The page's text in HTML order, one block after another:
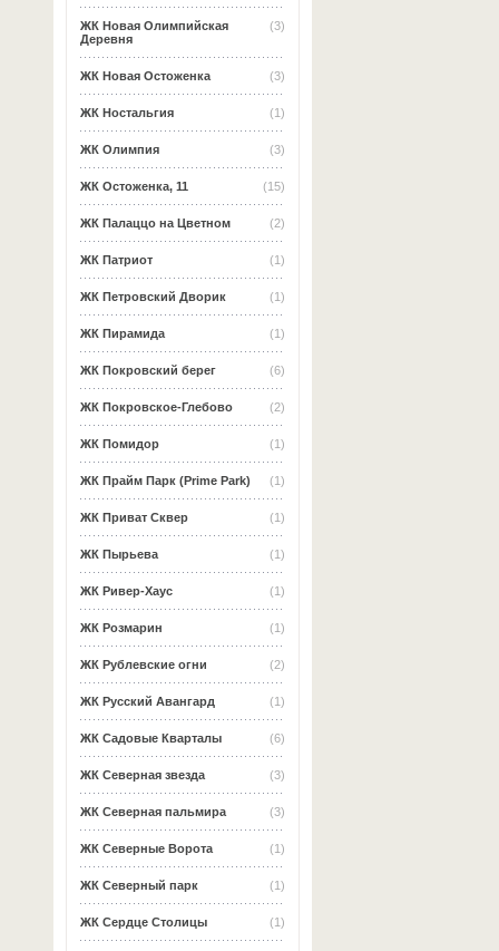
(3)
ЖК Новая Олимпийская
Деревня
(3)
ЖК Новая Остоженка
(1)
ЖК Ностальгия
(3)
ЖК Олимпия
(15)
ЖК Остоженка, 11
(2)
ЖК Палаццо на Цветном
(1)
ЖК Патриот
(1)
ЖК Петровский Дворик
(1)
ЖК Пирамида
(6)
ЖК Покровский берег
(2)
ЖК Покровское-Глебово
(1)
ЖК Помидор
(1)
ЖК Прайм Парк (Prime Park)
(1)
ЖК Приват Сквер
(1)
ЖК Пырьева
(1)
ЖК Ривер-Хаус
(1)
ЖК Розмарин
(2)
ЖК Рублевские огни
(1)
ЖК Русский Авангард
(6)
ЖК Садовые Кварталы
(3)
ЖК Северная звезда
(3)
ЖК Северная пальмира
(1)
ЖК Северные Ворота
(1)
ЖК Северный парк
(1)
ЖК Сердце Столицы